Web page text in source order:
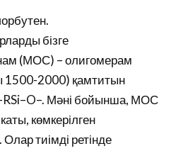
бізге
(МОС) – олигомерам
1500-2000) қамтитын
Мәні бойынша, МОС
көмкерілген
тиімді ретінде